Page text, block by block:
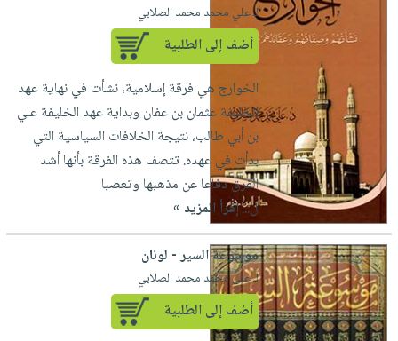
لـ علي محمد محمد الصلابي
أضف إلى الطلبية
الخوارج هي فرقة إسلامية، نشأت في نهاية عهد
الخليفة عثمان بن عفان وبداية عهد الخليفة علي
بن أبي طالب، نتيجة الخلافات السياسية التي
بدأت في عهده. تتصف هذه الفرقة بأنها أشد
الفرق دفاعا عن مذهبها وتعصبا
ل...إقرأ المزيد »
موسوعة السير - لونان
لـ علي محمد محمد الصلابي
أضف إلى الطلبية